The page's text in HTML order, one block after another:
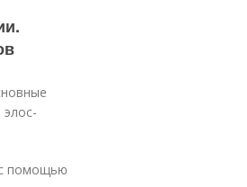
помощью